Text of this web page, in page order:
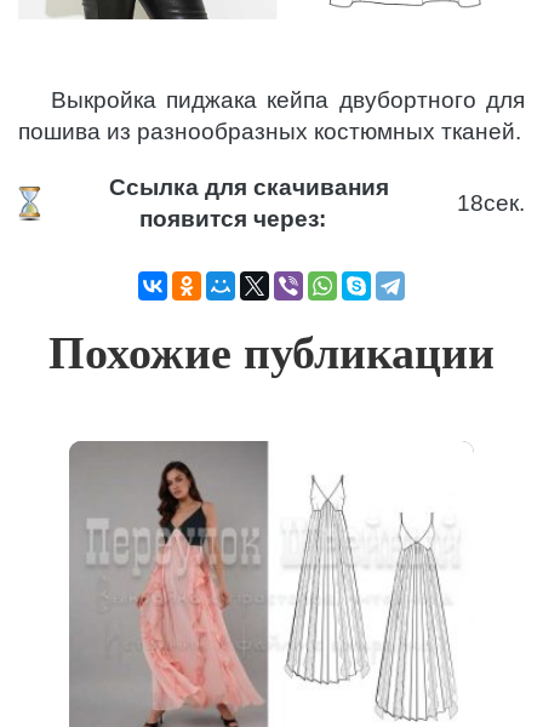
Выкройка пиджака кейпа двубортного для
пошива из разнообразных костюмных тканей.
Ссылка для скачивания
появится через:
18сек.
Похожие публикации